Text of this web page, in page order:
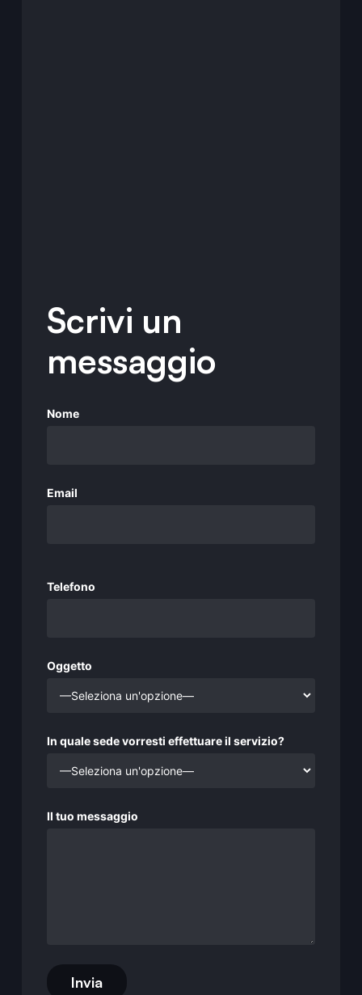
Scrivi un
messaggio
Nome
Email
Telefono
Oggetto
In quale sede vorresti effettuare il servizio?
Il tuo messaggio